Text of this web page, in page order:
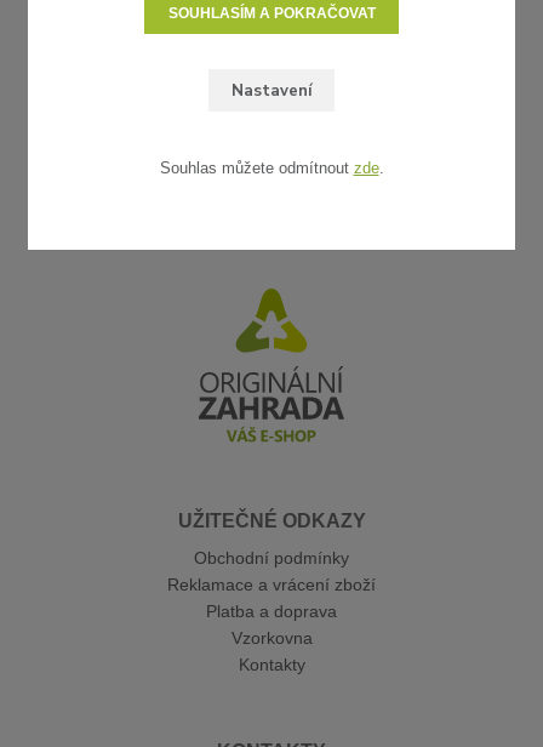
UŽITEČNÉ ODKAZY
Obchodní podmínky
Reklamace a vrácení zboží
Platba a doprava
Vzorkovna
Kontakty
Nastavení
SOUHLASÍM A POKRAČOVAT
Souhlas můžete odmítnout zde.